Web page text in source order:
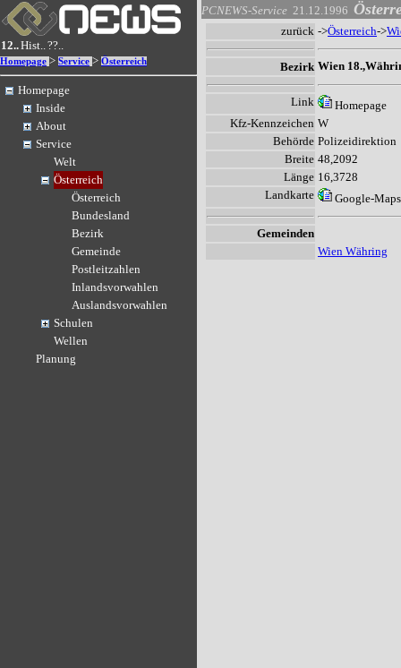
12..Hist..??..
Homepage > Service > Österreich
Homepage
Inside
About
Service
Welt
Österreich
Österreich
Bundesland
Bezirk
Gemeinde
Postleitzahlen
Inlandsvorwahlen
Auslandsvorwahlen
Schulen
Wellen
Planung
PCNEWS-Service 21.12.1996
zurück ->Österreich->
Bezirk Wien
Link
Homepage
Kfz-Kennzeichen W
Behörde Polizeidirektion
Breite 48,2092
Länge 16,3728
Landkarte
Google-Maps
Gemeinden
Wien Währing